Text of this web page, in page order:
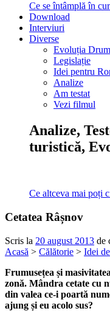
Ce se întâmplă în
Download
Interviuri
Diverse
Evoluția
Legislație
Idei pentru
Analize
Am testat
Vezi filmul
Analize,
turistică,
Ce altceva mai poți
Cetatea Râșnov
Scris la 20 august 2013 de
Acasă > Călătorie > Idei
Frumusețea și
zonă. Mândra cetate cu
din valea ce-i poartă
ajung și eu acolo sus?